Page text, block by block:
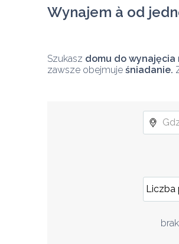
Wynajem à od
Szukasz domu do
zawsze obejmuje śniadanie.